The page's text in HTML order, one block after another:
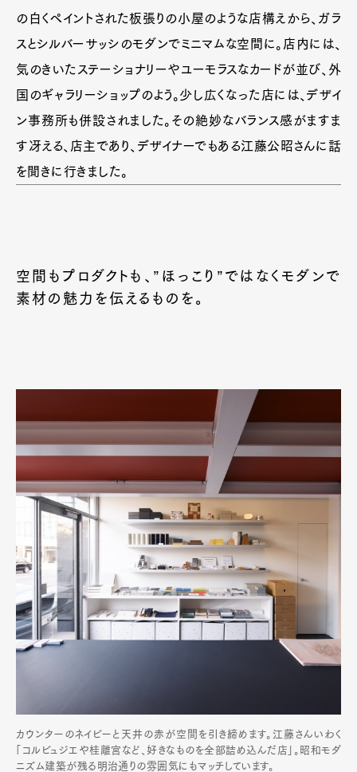
の白くペイントされた板張りの小屋のような店構えから、ガラ
スとシルバーサッシのモダンでミニマムな空間に。店内には、
気のきいたステーショナリーやユーモラスなカードが並び、外
国のギャラリーショップのよう。少し広くなった店には、デザイ
ン事務所も併設されました。その絶妙なバランス感がますま
す冴える、店主であり、デザイナーでもある江藤公昭さんに話
を聞きに行きました。
空間もプロダクトも、”ほっこり”ではなくモダンで
素材の魅力を伝えるものを。
カウンターのネイビーと天井の赤が空間を引き締めます。江藤さんいわく
「コルビュジエや桂離宮など、好きなものを全部詰め込んだ店」。昭和モダ
ニズム建築が残る明治通りの雰囲気にもマッチしています。